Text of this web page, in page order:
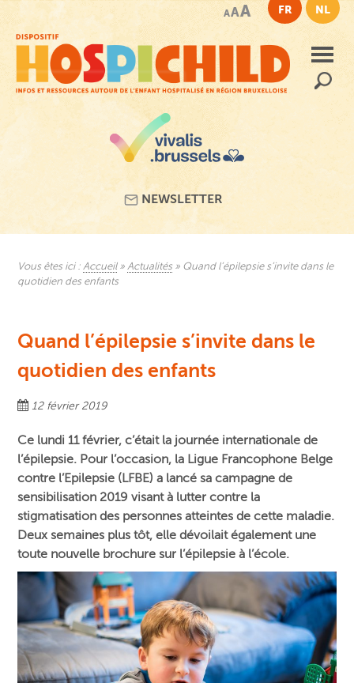
contenu
principal
AAA FR NL
NEWSLETTER
Vous êtes ici :Accueil»Actualités » Quand l’épilepsie s’invite dans le
quotidien des enfants
Quand l’épilepsie s’invite dans le
quotidien des enfants
12 février 2019
Ce lundi 11 février, c’était la journée internationale de
l’épilepsie. Pour l’occasion, la Ligue Francophone Belge
contre l’Epilepsie (LFBE) a lancé sa campagne de
sensibilisation 2019 visant à lutter contre la
stigmatisation des personnes atteintes de cette maladie.
Deux semaines plus tôt, elle dévoilait également une
toute nouvelle brochure sur l’épilepsie à l’école.